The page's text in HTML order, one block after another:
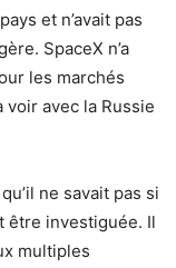
et n’avait pas
SpaceX n’a
les marchés
voir avec la Russie
ne savait pas si
être investiguée. Il
multiples